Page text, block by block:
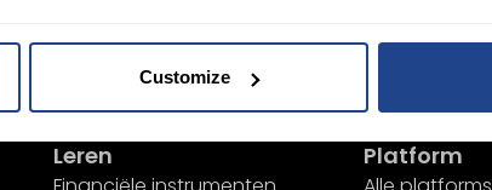
Customize
Desktop
Leren Platform